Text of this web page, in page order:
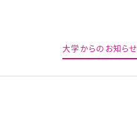
大学からのお知らせ